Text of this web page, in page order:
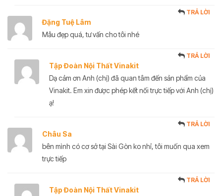
Đặng Tuệ Lâm
TRẢ LỜI
Mẫu đẹp quá, tư vấn cho tôi nhé
Tập Đoàn Nội Thất Vinakit
TRẢ LỜI
Dạ cảm ơn Anh (chị) đã quan tâm đến sản phẩm của
Vinakit. Em xin được phép kết nối trực tiếp với Anh (chị)
ạ!
Châu Sa
TRẢ LỜI
bên mình có cơ sở tại Sài Gòn ko nhỉ, tôi muốn qua xem
trực tiếp
Tập Đoàn Nội Thất Vinakit
TRẢ LỜI